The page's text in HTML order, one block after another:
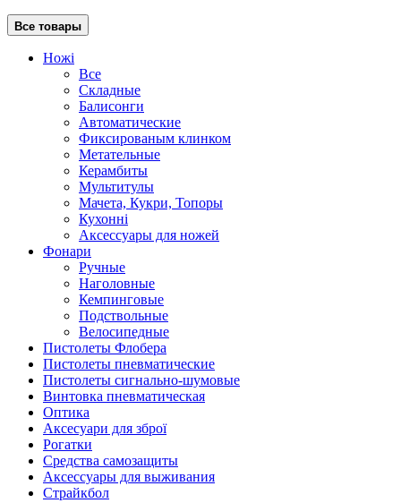
Все товары
Ножі
Все
Складные
Балисонги
Автоматические
Фиксированым клинком
Метательные
Керамбиты
Мультитулы
Мачета, Кукри, Топоры
Кухонні
Аксессуары для ножей
Фонари
Ручные
Наголовные
Кемпинговые
Подствольные
Велосипедные
Пистолеты Флобера
Пистолеты пневматические
Пистолеты сигнально-шумовые
Винтовка пневматическая
Оптика
Аксесуари для зброї
Рогатки
Средства самозащиты
Аксессуары для выживания
Страйкбол